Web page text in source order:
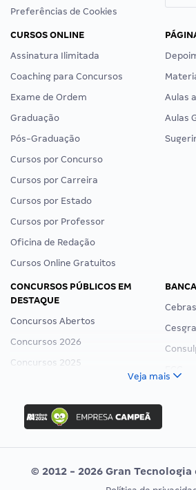
Preferências de Cookies
CURSOS ONLINE
Assinatura Ilimitada
Coaching para Concursos
Exame de Ordem
Graduação
Pós-Graduação
Cursos por Concurso
Cursos por Carreira
Cursos por Estado
Cursos por Professor
Oficina de Redação
Cursos Online Gratuitos
Aulas
Aulas
CONCURSOS PÚBLICOS EM
DESTAQUE
Concursos Abertos
Concursos 2026
Concursos 2025
Concurso Nacional Unificado
Concurso Ibama
Concurso MPU
Editais publicados
Veja mais
© 2012 - 2026 Gran Tecnologia